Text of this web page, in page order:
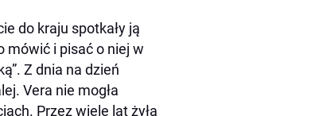
do kraju spotkały ją
mówić i pisać o niej w
Z dnia na dzień
Vera nie mogła
Przez wiele lat żyła